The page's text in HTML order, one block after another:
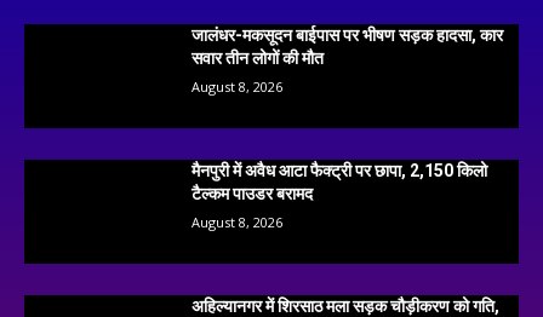
जालंधर-मकसूदन बाईपास पर भीषण सड़क हादसा, कार
सवार तीन लोगों की मौत
August 8, 2026
मैनपुरी में अवैध आटा फैक्ट्री पर छापा, 2,150 किलो
टैल्कम पाउडर बरामद
August 8, 2026
अहिल्यानगर में शिरसाठ मला सड़क चौड़ीकरण को गति,